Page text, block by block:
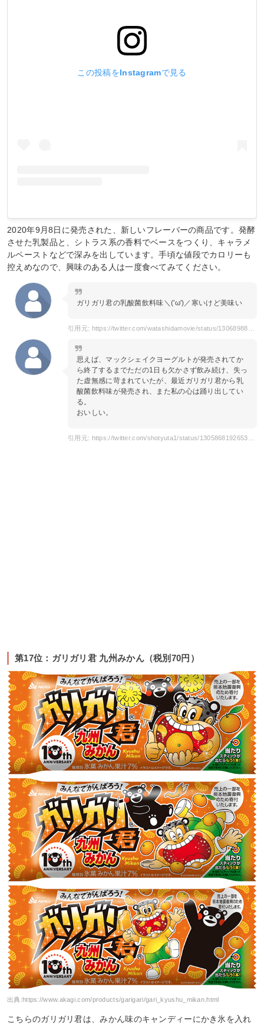
この投稿をInstagramで見る
2020年9月8日に発売された、新しいフレーバーの商品です。発酵
させた乳製品と、シトラス系の香料でベースをつくり、キャラメ
ルペーストなどで深みを出しています。手頃な値段でカロリーも
控えめなので、興味のある人は一度食べてみてください。
ガリガリ君の乳酸菌飲料味＼('ω')／寒いけど美味い
思えば、マックシェイクヨーグルトが発売されてか
ら終了するまでただの1日も欠かさず飲み続け、失っ
た虚無感に苛まれていたが、最近ガリガリ君から乳
酸菌飲料味が発売され、また私の心は踊り出してい
る。
おいしい。
第17位：ガリガリ君 九州みかん（税別70円）
出典: https://www.akagi.com/products/garigari/gari_kyushu_mikan.html
こちらのガリガリ君は、みかん味のキャンディーにかき氷を入れ